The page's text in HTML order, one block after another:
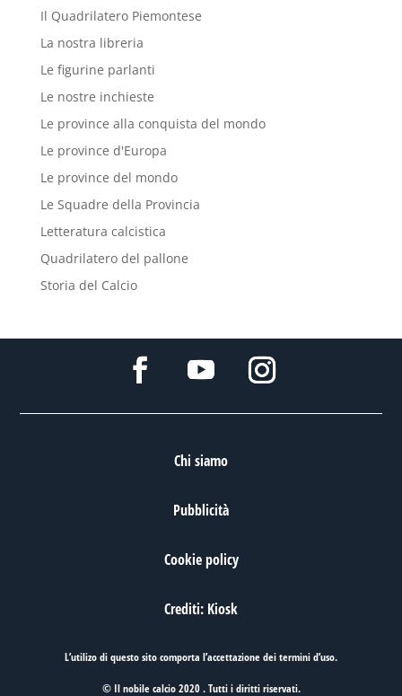
Il Quadrilatero Piemontese
La nostra libreria
Le figurine parlanti
Le nostre inchieste
Le province alla conquista del mondo
Le province d'Europa
Le province del mondo
Le Squadre della Provincia
Letteratura calcistica
Quadrilatero del pallone
Storia del Calcio
Chi siamo
Pubblicità
Cookie policy
Crediti: Kiosk
L’utilizo di questo sito comporta l’accettazione deitermini d’uso.
© Il nobile calcio 2020 . Tutti i diritti riservati.